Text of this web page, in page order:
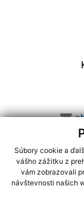
Súbory cookie a
vášho zážitku z
vám zobrazovali
návštevnosti našich
využite možnosť
CMS systém